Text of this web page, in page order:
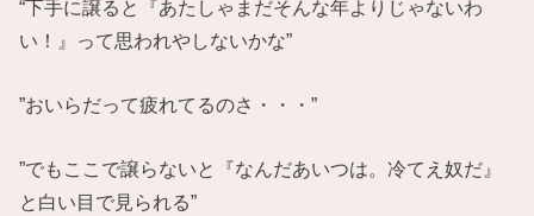
“下手に譲ると『あたしゃまだそんな年よりじゃないわ
い！』って思われやしないかな”
”おいらだって疲れてるのさ・・・”
”でもここで譲らないと『なんだあいつは。冷てえ奴だ』
と白い目で見られる”